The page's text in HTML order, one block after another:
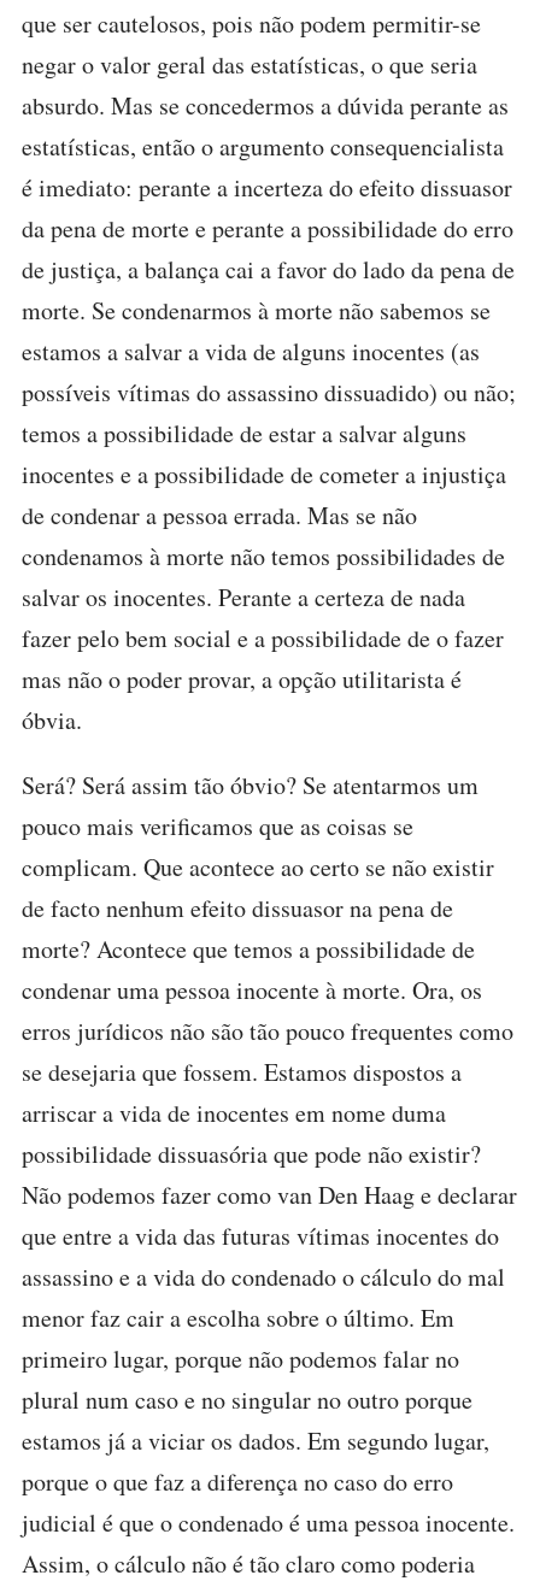
que ser cautelosos, pois não podem permitir-se
negar o valor geral das estatísticas, o que seria
absurdo. Mas se concedermos a dúvida perante as
estatísticas, então o argumento consequencialista
é imediato: perante a incerteza do efeito dissuasor
da pena de morte e perante a possibilidade do erro
de justiça, a balança cai a favor do lado da pena de
morte. Se condenarmos à morte não sabemos se
estamos a salvar a vida de alguns inocentes (as
possíveis vítimas do assassino dissuadido) ou não;
temos a possibilidade de estar a salvar alguns
inocentes e a possibilidade de cometer a injustiça
de condenar a pessoa errada. Mas se não
condenamos à morte não temos possibilidades de
salvar os inocentes. Perante a certeza de nada
fazer pelo bem social e a possibilidade de o fazer
mas não o poder provar, a opção utilitarista é
óbvia.
Será? Será assim tão óbvio? Se atentarmos um
pouco mais verificamos que as coisas se
complicam. Que acontece ao certo se não existir
de facto nenhum efeito dissuasor na pena de
morte? Acontece que temos a possibilidade de
condenar uma pessoa inocente à morte. Ora, os
erros jurídicos não são tão pouco frequentes como
se desejaria que fossem. Estamos dispostos a
arriscar a vida de inocentes em nome duma
possibilidade dissuasória que pode não existir?
Não podemos fazer como van Den Haag e declarar
que entre a vida das futuras vítimas inocentes do
assassino e a vida do condenado o cálculo do mal
menor faz cair a escolha sobre o último. Em
primeiro lugar, porque não podemos falar no
plural num caso e no singular no outro porque
estamos já a viciar os dados. Em segundo lugar,
porque o que faz a diferença no caso do erro
judicial é que o condenado é uma pessoa inocente.
Assim, o cálculo não é tão claro como poderia